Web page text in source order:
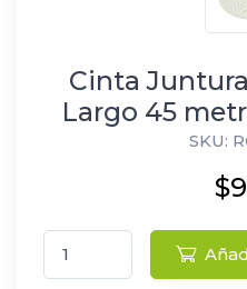
Cinta
Largo 45
SKU: